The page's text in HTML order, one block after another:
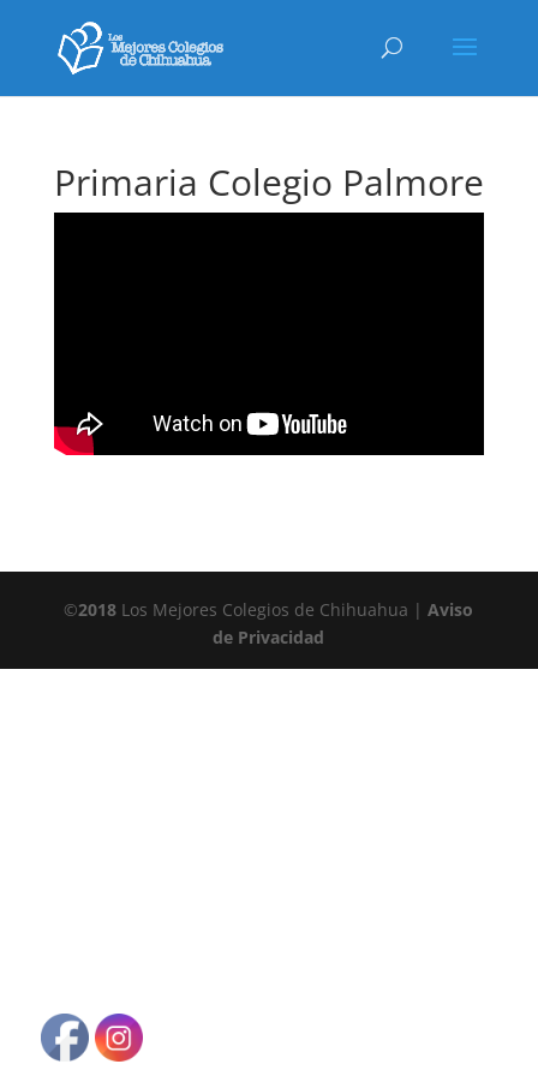
Primaria Colegio Palmore
©2018 Los Mejores Colegios de Chihuahua |Aviso
de Privacidad